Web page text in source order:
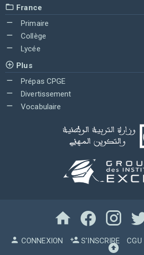
France
Primaire
Collège
Lycée
Plus
Prépas CPGE
Divertissement
Vocabulaire
CONNEXION S'INSCRIRE CGU